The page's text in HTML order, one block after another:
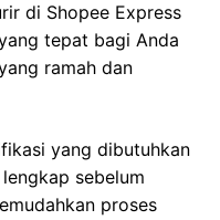
di Shopee Express
tepat bagi Anda
ramah dan
yang dibutuhkan
sebelum
proses